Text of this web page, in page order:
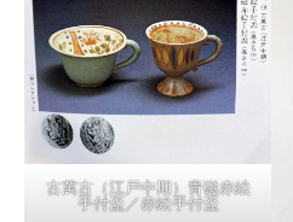
古萬古（江戸中期）青磁赤絵
手付盃／赤絵手付盃